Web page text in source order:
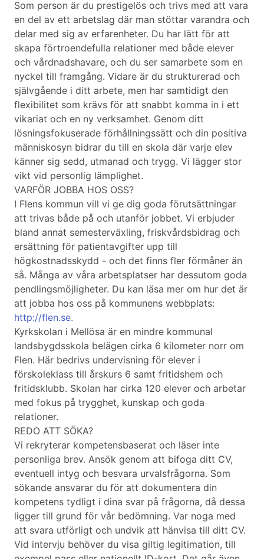
Som person är du prestigelös och trivs med att vara
en del av ett arbetslag där man stöttar varandra och
delar med sig av erfarenheter. Du har lätt för att
skapa förtroendefulla relationer med både elever
och vårdnadshavare, och du ser samarbete som en
nyckel till framgång. Vidare är du strukturerad och
självgående i ditt arbete, men har samtidigt den
flexibilitet som krävs för att snabbt komma in i ett
vikariat och en ny verksamhet. Genom ditt
lösningsfokuserade förhållningssätt och din positiva
människosyn bidrar du till en skola där varje elev
känner sig sedd, utmanad och trygg. Vi lägger stor
vikt vid personlig lämplighet.
VARFÖR JOBBA HOS OSS?
I Flens kommun vill vi ge dig goda förutsättningar
att trivas både på och utanför jobbet. Vi erbjuder
bland annat semesterväxling, friskvårdsbidrag och
ersättning för patientavgifter upp till
högkostnadsskydd - och det finns fler förmåner än
så. Många av våra arbetsplatser har dessutom goda
pendlingsmöjligheter. Du kan läsa mer om hur det är
att jobba hos oss på kommunens webbplats:
http://flen.se.
Kyrkskolan i Mellösa är en mindre kommunal
landsbygdsskola belägen cirka 6 kilometer norr om
Flen. Här bedrivs undervisning för elever i
förskoleklass till årskurs 6 samt fritidshem och
fritidsklubb. Skolan har cirka 120 elever och arbetar
med fokus på trygghet, kunskap och goda
relationer.
REDO ATT SÖKA?
Vi rekryterar kompetensbaserat och läser inte
personliga brev. Ansök genom att bifoga ditt CV,
eventuell intyg och besvara urvalsfrågorna. Som
sökande ansvarar du för att dokumentera din
kompetens tydligt i dina svar på frågorna, då dessa
ligger till grund för vår bedömning. Var noga med
att svara utförligt och undvik att hänvisa till ditt CV.
Vid intervju behöver du visa giltig legitimation, till